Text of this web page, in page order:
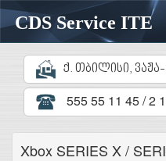
CDS Service ITE
ქ. თბილისი,
555 55 11 45 / 2
Xbox SERIES X /